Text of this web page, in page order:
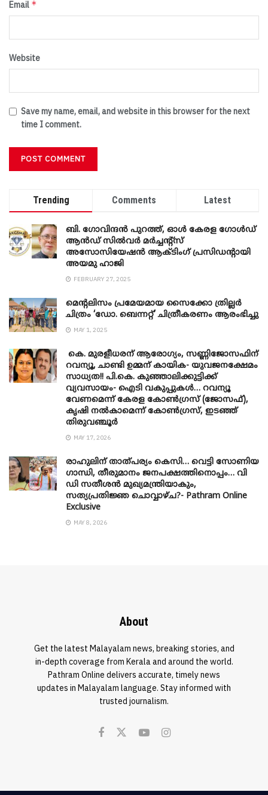
Email *
Website
Save my name, email, and website in this browser for the next
time I comment.
Trending Comments Latest
ബി. ​ഗോവിന്ദൻ പുറത്ത്, ഓൾ കേരള ഗോൾഡ്
ആൻഡ് സിൽവർ മർച്ചന്റ്സ്
അസോസിയേഷൻ ആക്ടിംഗ് പ്രസിഡന്റായി
അയമു ഹാജി
FEBRUARY 27, 2025
മെന്‍റലിസം പ്രമേയമായ സൈക്കോ ത്രില്ലർ
ചിത്രം ‘ഡോ. ബെന്നറ്റ്’ ചിത്രീകരണം ആരംഭിച്ചു
MAY 1, 2025
കെ. മുരളീധരന് ആരോഗ്യം, സണ്ണിജോസഫിന്
റവന്യൂ, ചാണ്ടി ഉമ്മന് കായിക- യുവജനക്ഷേമം
സാധ്യത!! പി.കെ. കുഞ്ഞാലിക്കുട്ടിക്ക്
വ്യവസായം- ഐടി വകുപ്പുകൾ… റവന്യൂ
വേണമെന്ന് കേരള കോൺഗ്രസ് (ജോസഫ്),
കൃഷി നൽകാമെന്ന് കോൺഗ്രസ്, ഇടഞ്ഞ്
തിരുവഞ്ചൂർ
MAY 17, 2026
രാഹുലിന് താത്പര്യം കെസി… വെട്ടി സോണിയ
​ഗാന്ധി, തീരുമാനം ജനപക്ഷത്തിനൊപ്പം… വി
ഡി സതീശൻ മുഖ്യമന്ത്രിയാകും,
സത്യപ്രതിജ്ഞ ചൊവ്വാഴ്ച?- Pathram Online
Exclusive
MAY 8, 2026
About
Get the latest Malayalam news, breaking stories, and
in-depth coverage from Kerala and around the world.
Pathram Online delivers accurate, timely news
updates in Malayalam language. Stay informed with
trusted journalism.